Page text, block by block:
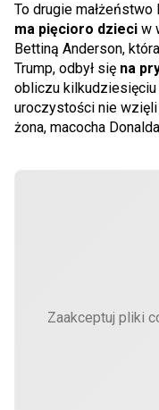
To drugie
ma pięcioro dzieci w
Bettiną Anderson,
Trump, odbył się na
obliczu
uroczystości nie wzięli
żona, macocha
Zaakceptuj pliki